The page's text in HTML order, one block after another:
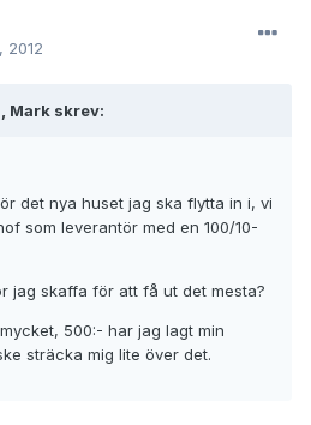
2012
Mark skrev:
det nya huset jag ska flytta in i, vi
som leverantör med en 100/10-
jag skaffa för att få ut det mesta?
500:- har jag lagt min
sträcka mig lite över det.